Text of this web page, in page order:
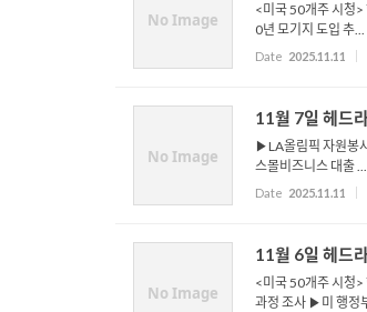
No Image
<미국 50개주 시청
0년 모기지 도입 추...
Date 2025.11.11
No Image
11월 7일 헤드
▶LA올림픽 자원봉
스몰비즈니스 대출 ...
Date 2025.11.11
No Image
11월 6일 헤드
<미국 50개주 시청
과정 조사 ▶미 행정